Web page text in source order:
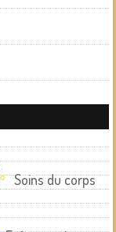
Soins du corps